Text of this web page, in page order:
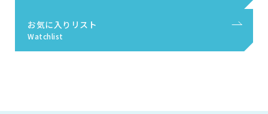
お気に入りリスト
Watchlist